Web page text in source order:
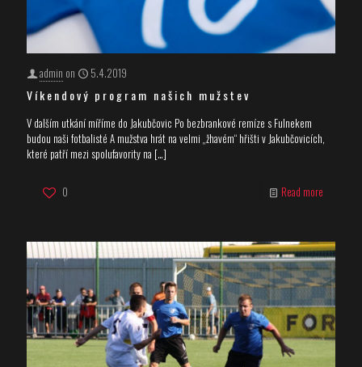
admin on 5.4.2019
Víkendový program našich mužstev
V dalším utkání míříme do Jakubčovic Po bezbrankové remíze s Fulnekem
budou naši fotbalisté A mužstva hrát na velmi „žhavém“ hřišti v Jakubčovicích,
které patří mezi spolufavority na […]
0 Read more